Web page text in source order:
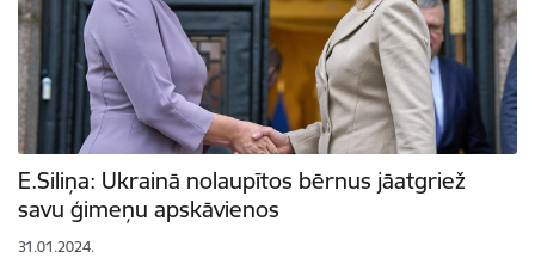
E.Siliņa: Ukrainā nolaupītos bērnus jāatgriež
savu ģimeņu apskāvienos
31.01.2024.